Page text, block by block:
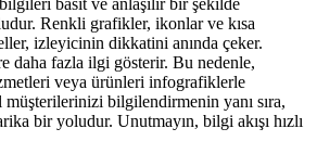
basit ve anlaşılır bir şekilde
Renkli grafikler, ikonlar ve kısa
izleyicinin dikkatini anında çeker.
daha fazla ilgi gösterir. Bu nedenle,
veya ürünleri infografiklerle
bilgilendirmenin yanı sıra,
bir yoludur. Unutmayın, bilgi akışı hızlı